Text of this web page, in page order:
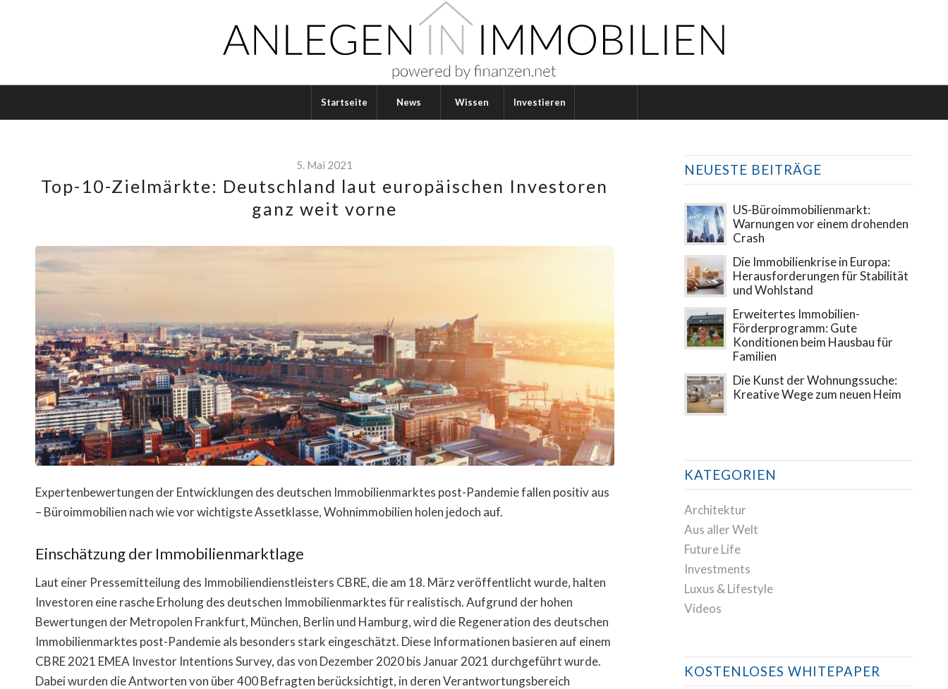
Startseite News Wissen Investieren
5. Mai 2021
Top-10-Zielmärkte: Deutschland laut europäischen Investoren
ganz weit vorne
Expertenbewertungen der Entwicklungen des deutschen Immobilienmarktes post-Pandemie fallen positiv aus
– Büroimmobilien nach wie vor wichtigste Assetklasse, Wohnimmobilien holen jedoch auf.
Einschätzung der Immobilienmarktlage
Laut einer Pressemitteilung des Immobiliendienstleisters CBRE, die am 18. März veröffentlicht wurde, halten
Investoren eine rasche Erholung des deutschen Immobilienmarktes für realistisch. Aufgrund der hohen
Bewertungen der Metropolen Frankfurt, München, Berlin und Hamburg, wird die Regeneration des deutschen
Immobilienmarktes post-Pandemie als besonders stark eingeschätzt. Diese Informationen basieren auf einem
CBRE 2021 EMEA Investor Intentions Survey, das von Dezember 2020 bis Januar 2021 durchgeführt wurde.
Dabei wurden die Antworten von über 400 Befragten berücksichtigt, in deren Verantwortungsbereich
NEUESTE BEITRÄGE
US-Büroimmobilienmarkt:
Warnungen vor einem drohenden
Crash
Die Immobilienkrise in Europa:
Herausforderungen für Stabilität
und Wohlstand
Erweitertes Immobilien-
Förderprogramm: Gute
Konditionen beim Hausbau für
Familien
Die Kunst der Wohnungssuche:
Kreative Wege zum neuen Heim
KATEGORIEN
Architektur
Aus aller Welt
Future Life
Investments
Luxus & Lifestyle
Videos
KOSTENLOSES WHITEPAPER